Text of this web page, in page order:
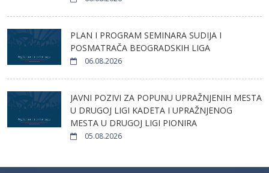
PLAN I PROGRAM SEMINARA SUDIJA I
POSMATRAČA BEOGRADSKIH LIGA
06.08.2026
JAVNI POZIVI ZA POPUNU UPRAŽNJENIH MESTA
U DRUGOJ LIGI KADETA I UPRAŽNJENOG
MESTA U DRUGOJ LIGI PIONIRA
05.08.2026